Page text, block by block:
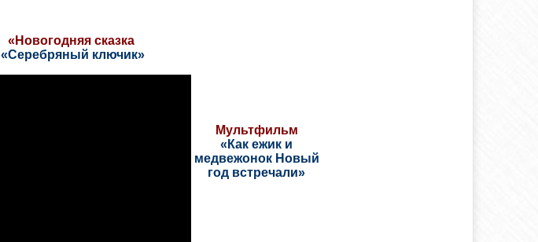
«Новогодняя сказка
«Серебряный ключик»
Мультфильм
«Как ежик и
медвежонок Новый
год встречали»